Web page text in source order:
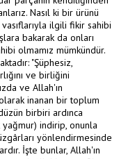
Nasıl ki bir ürünü
ilgili fikir sahibi
bakarak da onları
olmamız mümkündür.
"Şüphesiz,
ve birliğini
ve Allah'ın
inanan bir toplum
birbiri ardınca
yağmur) indirip, onunla
yönlendirmesinde
İşte bunlar, Allah'ın